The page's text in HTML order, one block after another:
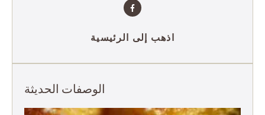
اذهب إلى الرئيسية
الوصفات الحديثة